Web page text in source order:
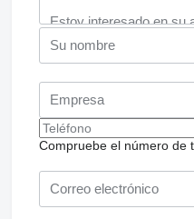
Compruebe el número de